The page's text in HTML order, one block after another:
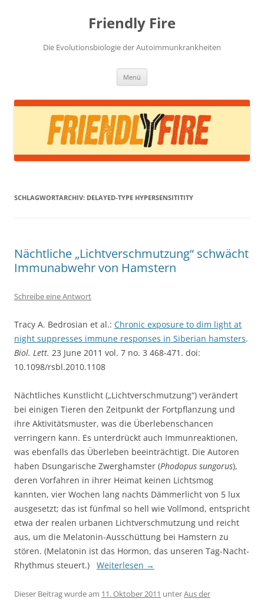
Friendly Fire
Die Evolutionsbiologie der Autoimmunkrankheiten
Menü
SCHLAGWORTARCHIV: DELAYED-TYPE HYPERSENSITITITY
Nächtliche „Lichtverschmutzung“ schwächt
Immunabwehr von Hamstern
Schreibe eine Antwort
Tracy A. Bedrosian et al.: Chronic exposure to dim light at
night suppresses immune responses in Siberian hamsters.
Biol. Lett. 23 June 2011 vol. 7 no. 3 468-471. doi:
10.1098/rsbl.2010.1108
Nächtliches Kunstlicht („Lichtverschmutzung“) verändert
bei einigen Tieren den Zeitpunkt der Fortpflanzung und
ihre Aktivitätsmuster, was die Überlebenschancen
verringern kann. Es unterdrückt auch Immunreaktionen,
was ebenfalls das Überleben beeinträchtigt. Die Autoren
haben Dsungarische Zwerghamster (Phodopus sungorus),
deren Vorfahren in ihrer Heimat keinen Lichtsmog
kannten, vier Wochen lang nachts Dämmerlicht von 5 lux
ausgesetzt; das ist fünfmal so hell wie Vollmond, entspricht
etwa der realen urbanen Lichtverschmutzung und reicht
aus, um die Melatonin-Ausschüttung bei Hamstern zu
stören. (Melatonin ist das Hormon, das unseren Tag-Nacht-
Rhythmus steuert.) Weiterlesen →
Dieser Beitrag wurde am 11. Oktober 2011 unterAus der